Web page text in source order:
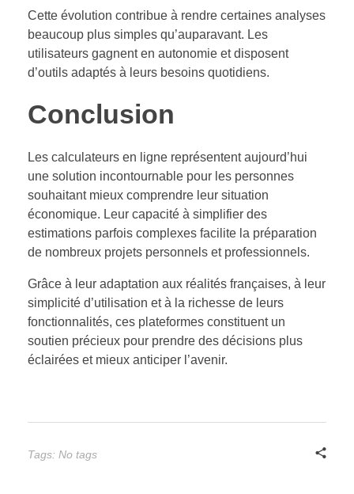
Cette évolution contribue à rendre certaines analyses
beaucoup plus simples qu’auparavant. Les
utilisateurs gagnent en autonomie et disposent
d’outils adaptés à leurs besoins quotidiens.
Conclusion
Les calculateurs en ligne représentent aujourd’hui
une solution incontournable pour les personnes
souhaitant mieux comprendre leur situation
économique. Leur capacité à simplifier des
estimations parfois complexes facilite la préparation
de nombreux projets personnels et professionnels.
Grâce à leur adaptation aux réalités françaises, à leur
simplicité d’utilisation et à la richesse de leurs
fonctionnalités, ces plateformes constituent un
soutien précieux pour prendre des décisions plus
éclairées et mieux anticiper l’avenir.
Tags: No tags